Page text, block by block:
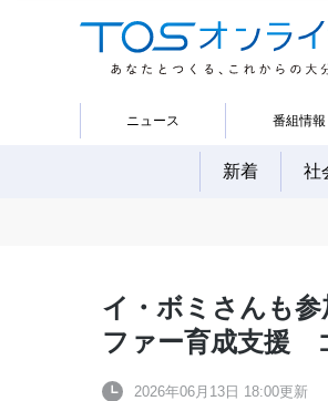
ニュース 番組情報
新着 社
イ・ボミさんも
ファー育成支援
2026年06月13日 18:00更新